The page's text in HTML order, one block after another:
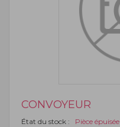
CONVOYEUR
État du stock : Pièce épuisée